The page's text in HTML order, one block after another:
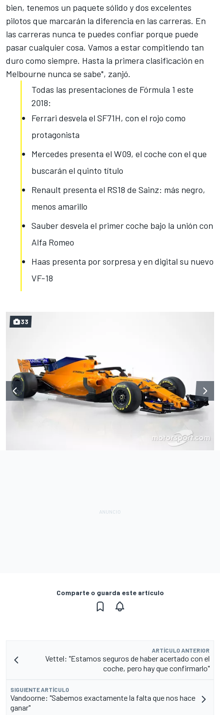
bien, tenemos un paquete sólido y dos excelentes
pilotos que marcarán la diferencia en las carreras. En
las carreras nunca te puedes confiar porque puede
pasar cualquier cosa. Vamos a estar compitiendo tan
duro como siempre. Hasta la primera clasificación en
Melbourne nunca se sabe", zanjó.
Todas las presentaciones de Fórmula 1 este
2018:
Ferrari desvela el SF71H, con el rojo como
protagonista
Mercedes presenta el W09, el coche con el que
buscarán el quinto título
Renault presenta el RS18 de Sainz: más negro,
menos amarillo
Sauber desvela el primer coche bajo la unión con
Alfa Romeo
Haas presenta por sorpresa y en digital su nuevo
VF-18
33
Comparte o guarda este artículo
ARTÍCULO ANTERIOR
Vettel: "Estamos seguros de haber acertado con el
coche, pero hay que confirmarlo"
SIGUIENTE ARTÍCULO
Vandoorne: "Sabemos exactamente la falta que nos hace
ganar"